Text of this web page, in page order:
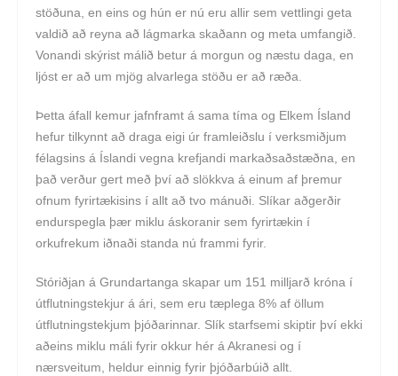
stöðuna, en eins og hún er nú eru allir sem vettlingi geta
valdið að reyna að lágmarka skaðann og meta umfangið.
Vonandi skýrist málið betur á morgun og næstu daga, en
ljóst er að um mjög alvarlega stöðu er að ræða.
Þetta áfall kemur jafnframt á sama tíma og Elkem Ísland
hefur tilkynnt að draga eigi úr framleiðslu í verksmiðjum
félagsins á Íslandi vegna krefjandi markaðsaðstæðna, en
það verður gert með því að slökkva á einum af þremur
ofnum fyrirtækisins í allt að tvo mánuði. Slíkar aðgerðir
endurspegla þær miklu áskoranir sem fyrirtækin í
orkufrekum iðnaði standa nú frammi fyrir.
Stóriðjan á Grundartanga skapar um 151 milljarð króna í
útflutningstekjur á ári, sem eru tæplega 8% af öllum
útflutningstekjum þjóðarinnar. Slík starfsemi skiptir því ekki
aðeins miklu máli fyrir okkur hér á Akranesi og í
nærsveitum, heldur einnig fyrir þjóðarbúið allt.